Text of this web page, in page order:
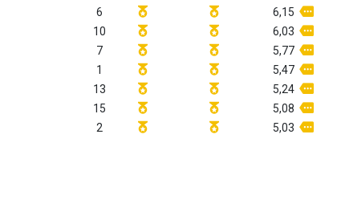
6
6,15
10
6,03
7
5,77
1
5,47
13
5,24
15
5,08
2
5,03